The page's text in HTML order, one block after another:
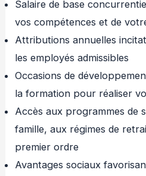
Salaire de base
vos compétences et de
Attributions annuelles
les employés admissibles
Occasions de
la formation pour réaliser
Accès aux programmes de
famille, aux régimes de
premier ordre
Avantages sociaux